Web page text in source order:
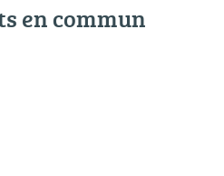
en commun